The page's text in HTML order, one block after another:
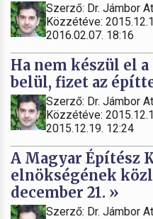
Szerző: Dr. Jámbor
Közzétéve:
2016.02.07. 18:16
Ha nem készül el
belül, fizet az
Szerző: Dr. Jámbor
Közzétéve:
2015.12.19. 12:24
A Magyar Építész
elnökségének
december 21. »
Szerző: Dr. Jámbor